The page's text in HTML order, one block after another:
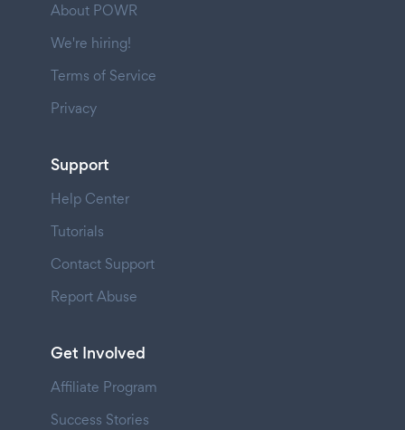
About POWR
We're hiring!
Terms of Service
Privacy
Support
Help Center
Tutorials
Contact Support
Report Abuse
Get Involved
Affiliate Program
Success Stories